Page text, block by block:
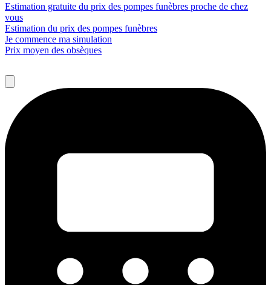
Estimation gratuite du prix des pompes funèbres proche de chez
vous
Estimation du prix des pompes funèbres
Je commence ma simulation
Prix moyen des obsèques